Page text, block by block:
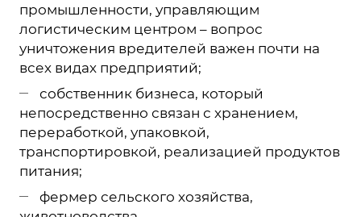
промышленности, управляющим
логистическим центром – вопрос
уничтожения вредителей важен почти на
всех видах предприятий;
собственник бизнеса, который
непосредственно связан с хранением,
переработкой, упаковкой,
транспортировкой, реализацией продуктов
питания;
фермер сельского хозяйства,